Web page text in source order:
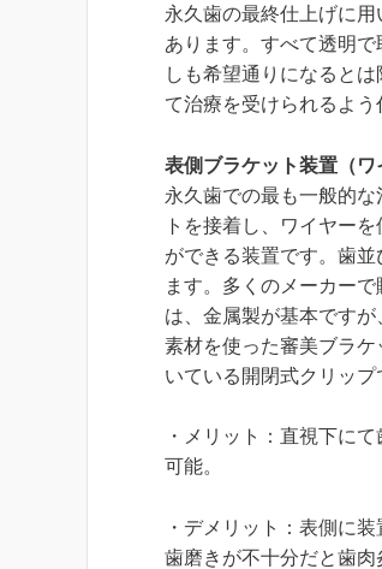
永久歯の最終仕上げに
あります。すべて透明
しも希望通りになると
て治療を受けられるよう
表側ブラケット装置（ワ
永久歯での最も一般的
トを接着し、ワイヤー
ができる装置です。歯
ます。多くのメーカー
は、金属製が基本です
素材を使った審美ブラ
いている開閉式クリッ
・メリット：直視下に
可能。
・デメリット：表側に
歯磨きが不十分だと歯肉